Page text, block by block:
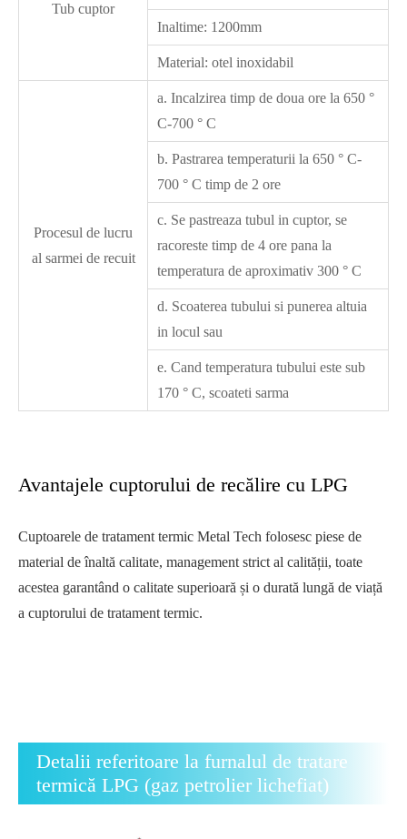
Tub cuptor
Inaltime: 1200mm
Material: otel inoxidabil
Procesul de lucru
al sarmei de recuit
a. Incalzirea timp de doua ore la 650 °
C-700 ° C
b. Pastrarea temperaturii la 650 ° C-
700 ° C timp de 2 ore
c. Se pastreaza tubul in cuptor, se
racoreste timp de 4 ore pana la
temperatura de aproximativ 300 ° C
d. Scoaterea tubului si punerea altuia
in locul sau
e. Cand temperatura tubului este sub
170 ° C, scoateti sarma
Avantajele cuptorului de recălire cu LPG
Cuptoarele de tratament termic Metal Tech folosesc piese de
material de înaltă calitate, management strict al calității, toate
acestea garantând o calitate superioară și o durată lungă de viață
a cuptorului de tratament termic.
Detalii referitoare la furnalul de tratare
termică LPG (gaz petrolier lichefiat)